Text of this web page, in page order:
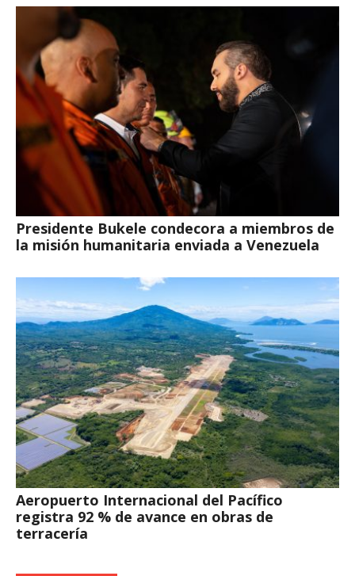
Presidente Bukele condecora a miembros de
la misión humanitaria enviada a Venezuela
Aeropuerto Internacional del Pacífico
registra 92 % de avance en obras de
terracería